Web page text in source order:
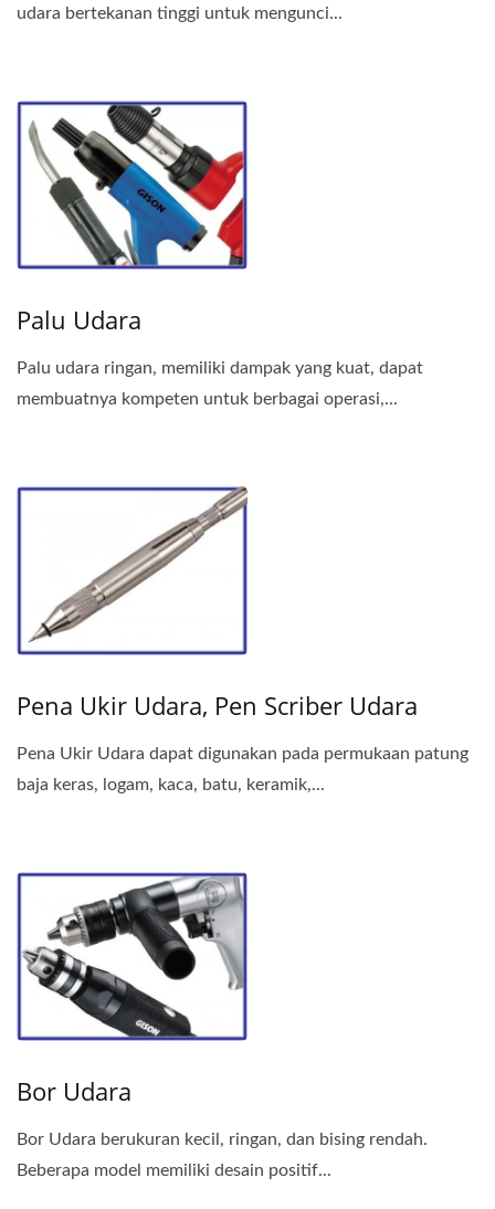
udara bertekanan tinggi untuk mengunci...
Palu Udara
Palu udara ringan, memiliki dampak yang kuat, dapat
membuatnya kompeten untuk berbagai operasi,...
Pena Ukir Udara, Pen Scriber Udara
Pena Ukir Udara dapat digunakan pada permukaan patung
baja keras, logam, kaca, batu, keramik,...
Bor Udara
Bor Udara berukuran kecil, ringan, dan bising rendah.
Beberapa model memiliki desain positif...